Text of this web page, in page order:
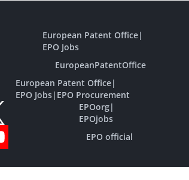
European Patent Office|
EPO Jobs
EuropeanPatentOffice
European Patent Office|
EPO Jobs| EPO Procurement
EPOorg|
EPOjobs
EPO official